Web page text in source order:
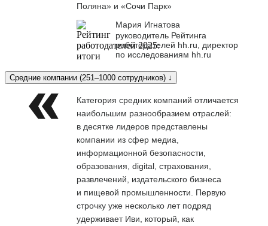
Поляна» и «Сочи Парк»
Мария Игнатова
руководитель Рейтинга
работодателей hh.ru, директор
по исследованиям hh.ru
Средние компании (251–1000 сотрудников) ↓
Категория средних компаний отличается
наибольшим разнообразием отраслей:
в десятке лидеров представлены
компании из сфер медиа,
информационной безопасности,
образования, digital, страхования,
развлечений, издательского бизнеса
и пищевой промышленности. Первую
строчку уже несколько лет подряд
удерживает Иви, который, как